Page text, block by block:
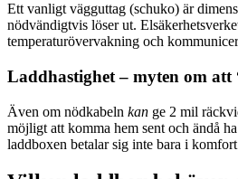
Ett vanligt vägguttag (schuko) är
nödvändigtvis löser ut.
temperaturövervakning och
Laddhastighet – myten om
Även om nödkabeln kan ge 2 mil
möjligt att komma hem sent och ändå
laddboxen betalar sig inte bara i